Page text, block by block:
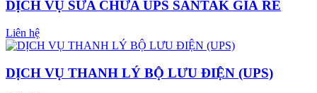
DỊCH VỤ SỬA CHỮA UPS SANTAK GIÁ RẺ
Liên hệ
DỊCH VỤ THANH LÝ BỘ LƯU ĐIỆN (UPS)